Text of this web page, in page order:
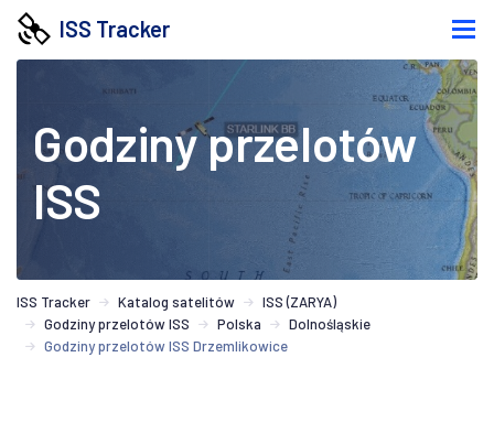
ISS Tracker
Godziny przelotów
ISS
ISS Tracker Katalog satelitów
ISS (ZARYA)
Godziny przelotów ISS
Polska
Dolnośląskie
Godziny przelotów ISS Drzemlikowice